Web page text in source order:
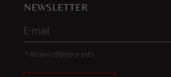
NEWSLETTER
* Ricevi offerte e info